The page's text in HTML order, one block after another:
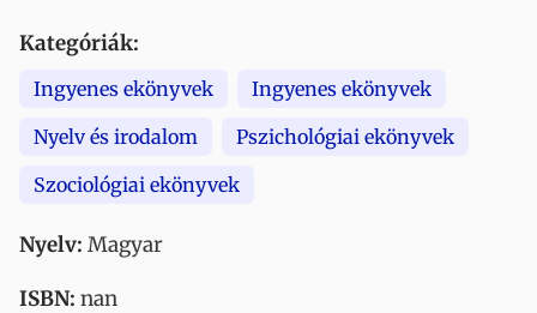
Kategóriák:
Ingyenes ekönyvek
Ingyenes ekönyvek
Nyelv és irodalom
Pszichológiai ekönyvek
Szociológiai ekönyvek
Nyelv: Magyar
ISBN: nan